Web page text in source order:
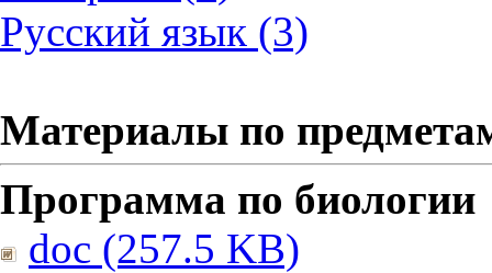
Русский язык (3)
Материалы по
Программа по биологии
doc (257.5 KB)